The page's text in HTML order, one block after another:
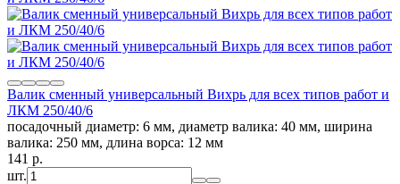
Валик сменный универсальный Вихрь для всех типов работ и
ЛКМ 250/40/6
посадочный диаметр: 6 мм, диаметр валика: 40 мм, ширина
валика: 250 мм, длина ворса: 12 мм
141 p.
шт.